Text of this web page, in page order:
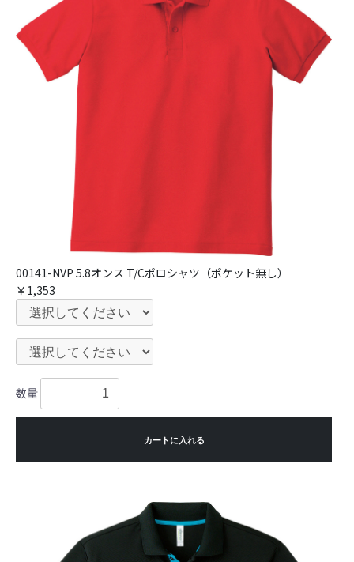
00141-NVP 5.8オンス T/Cポロシャツ（ポケット無し）
￥1,353
数量
カートに入れる